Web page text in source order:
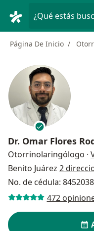
¿Qué estás
Página De Inicio
Dr. Omar Flores
Otorrinolaringólogo ·
Benito Juárez 2
No. de cédula:
472